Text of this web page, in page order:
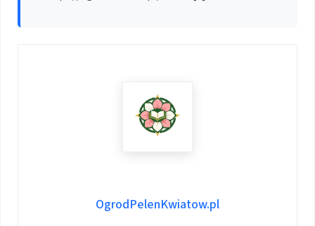
OgrodPelenKwiatow.pl